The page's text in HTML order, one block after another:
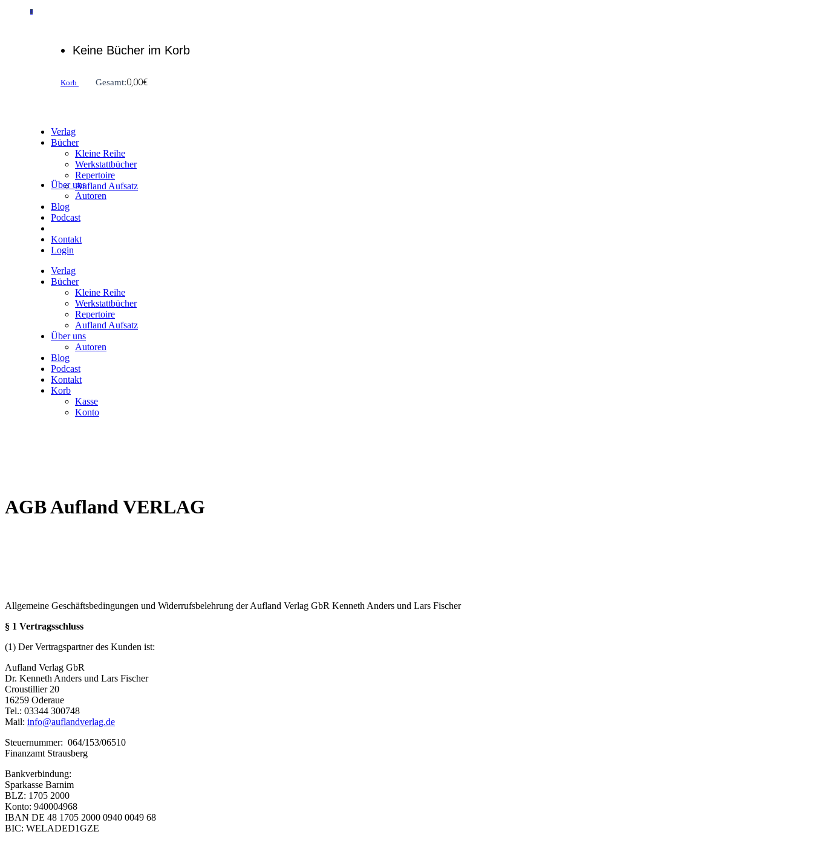
0
Keine Bücher im Korb
Korb Gesamt:0,00€
Verlag
Bücher
Kleine Reihe
Werkstattbücher
Repertoire
Aufland Aufsatz
Über uns
Autoren
Blog
Podcast
Kontakt
Login
Verlag
Bücher
Kleine Reihe
Werkstattbücher
Repertoire
Aufland Aufsatz
Über uns
Autoren
Blog
Podcast
Kontakt
Korb
Kasse
Konto
AGB Aufland VERLAG
Allgemeine Geschäftsbedingungen und Widerrufsbelehrung der Aufland Verlag GbR Kenneth Anders und Lars Fischer
§ 1 Vertragsschluss
(1) Der Vertragspartner des Kunden ist:
Aufland Verlag GbR
Dr. Kenneth Anders und Lars Fischer
Croustillier 20
16259 Oderaue
Tel.: 03344 300748
Mail: info@auflandverlag.de
Steuernummer: 064/153/06510
Finanzamt Strausberg
Bankverbindung:
Sparkasse Barnim
BLZ: 1705 2000
Konto: 940004968
IBAN DE 48 1705 2000 0940 0049 68
BIC: WELADED1GZE